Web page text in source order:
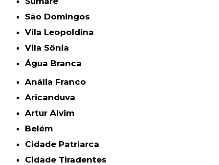
São Domingos
Vila Leopoldina
Vila Sônia
Água Branca
Anália Franco
Aricanduva
Artur Alvim
Belém
Cidade Patriarca
Cidade Tiradentes